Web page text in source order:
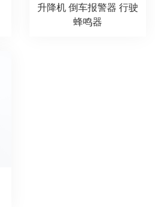
升降机 倒车报警器 行驶
蜂鸣器